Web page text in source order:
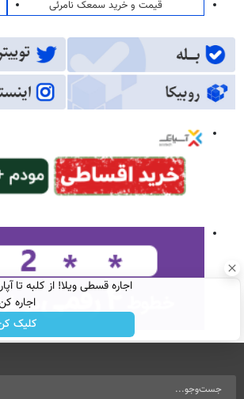
قیمت و خرید سمعک نامرئی
اجاره
کلیک